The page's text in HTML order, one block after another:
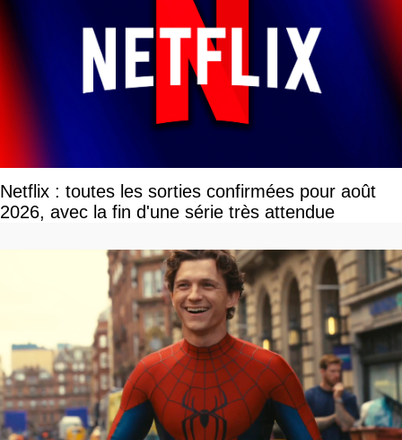
Netflix : toutes les sorties confirmées pour août
2026, avec la fin d'une série très attendue